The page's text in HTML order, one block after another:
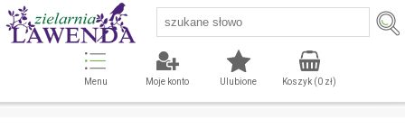
Menu Moje konto Ulubione Koszyk (0zł)